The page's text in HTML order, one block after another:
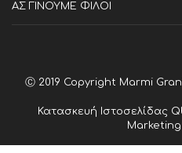
ΑΣ ΓΙΝΟΥΜΕ ΦΙΛΟΙ
Ⓒ 2019 Copyright Marmi
Κατασκευή Ιστοσελίδας